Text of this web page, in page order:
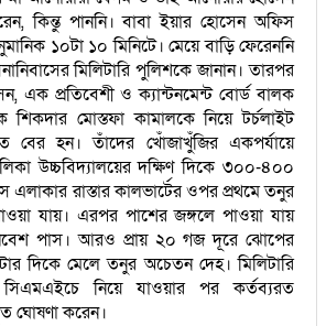
কিন্তু পাননি। বাবা ইয়ার হোসেন অফিস
১০টা ১০ মিনিটে। মেয়ে বাড়ি ফেরেননি
মিলিটারি পুলিশকে জানান। তারপর
এক প্রতিবেশী ও ক্যান্টনমেন্ট বোর্ড বালক
শিকদার মোস্তফা কামালকে নিয়ে টর্চলাইট
বের হন। তাঁদের খোঁজাখুঁজির একপর্যায়ে
উচ্চবিদ্যালয়ের দক্ষিণ দিকে ৩০০-৪০০
রাস্তার কালভার্টের ওপর প্রথমে তনুর
যায়। এরপর পাশের জঙ্গলে পাওয়া যায়
পাস। আরও প্রায় ২০ গজ দূরে ঝোপের
দিকে মেলে তনুর অচেতন দেহ। মিলিটারি
নিয়ে যাওয়ার পর কর্তব্যরত
ঘোষণা করেন।